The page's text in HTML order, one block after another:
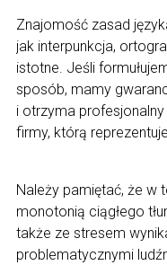
Znajomość zasad
jak interpunkcja,
istotne. Jeśli
sposób, mamy
i otrzyma
firmy, którą
Należy pamiętać, że w
monotonią ciągłego
także ze stresem
problematycznymi